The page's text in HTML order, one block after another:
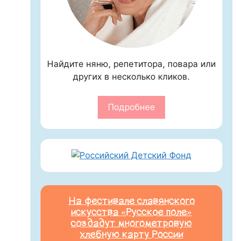
Найдите няню, репетитора, повара или
других в несколько кликов.
Подробнее
На фестивале славянского
искусства «Русское поле»
создадут многометровую
хлебную карту России